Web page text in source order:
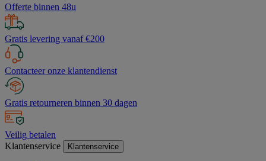
Offerte binnen 48u
Gratis levering vanaf €200
Contacteer onze klantendienst
Gratis retourneren binnen 30 dagen
Veilig betalen
Klantenservice
Klantenservice